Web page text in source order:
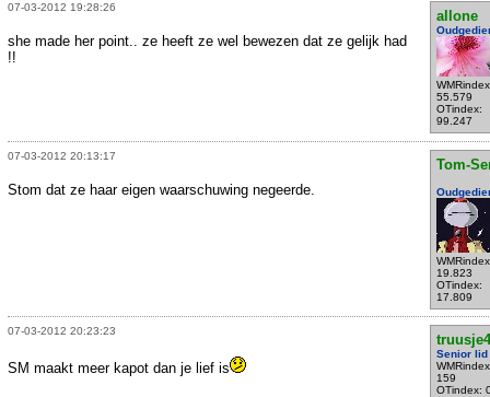
07-03-2012 19:28:26
allone
55.579
OTindex:
99.247
she made her point.. ze heeft ze wel bewezen dat ze gelijk had
!!
07-03-2012 20:13:17
Tom-
19.823
OTindex:
17.809
Stom dat ze haar eigen waarschuwing negeerde.
07-03-2012 20:23:23
truusje4
Senior lid
159
OTindex:
SM maakt meer kapot dan je lief is